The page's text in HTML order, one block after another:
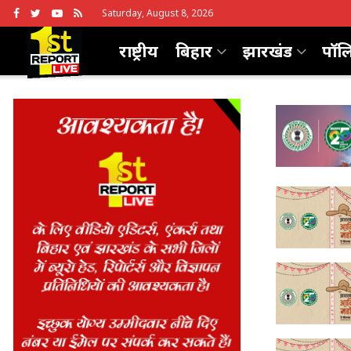
Saturday, August 8, 2026
राष्ट्रीय बिहार झारखंड